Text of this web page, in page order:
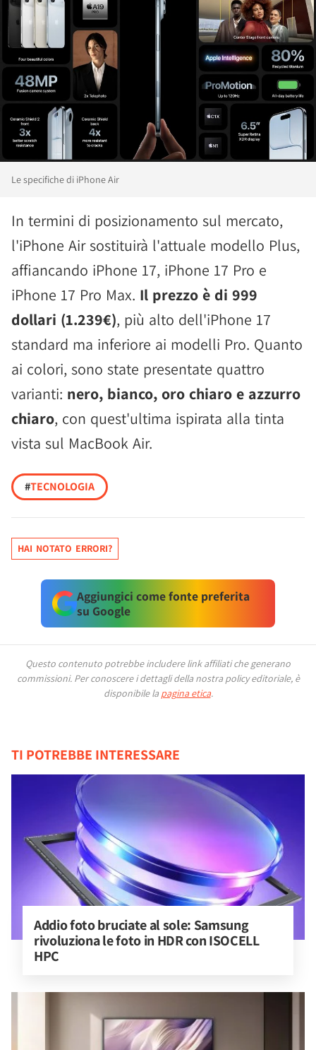
Le specifiche di iPhone Air
In termini di posizionamento sul mercato,
l'iPhone Air sostituirà l'attuale modello Plus,
affiancando iPhone 17, iPhone 17 Pro e
iPhone 17 Pro Max. Il prezzo è di 999
dollari (1.239€), più alto dell'iPhone 17
standard ma inferiore ai modelli Pro. Quanto
ai colori, sono state presentate quattro
varianti: nero, bianco, oro chiaro e azzurro
chiaro, con quest'ultima ispirata alla tinta
vista sul MacBook Air.
#TECNOLOGIA
HAI NOTATO ERRORI?
Aggiungici come fonte preferita
su Google
Questo contenuto potrebbe includere link affiliati che generano
commissioni. Per conoscere i dettagli della nostra policy editoriale, è
disponibile la pagina etica.
TI POTREBBE INTERESSARE
Addio foto bruciate al sole: Samsung
rivoluziona le foto in HDR con ISOCELL
HPC